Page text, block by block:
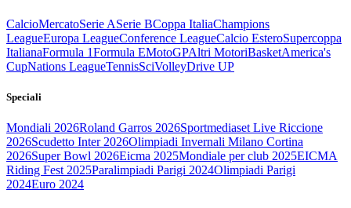
CalcioMercatoSerie ASerie BCoppa ItaliaChampions
LeagueEuropa LeagueConference LeagueCalcio EsteroSupercoppa
ItalianaFormula 1Formula EMotoGPAltri MotoriBasketAmerica's
CupNations LeagueTennisSciVolleyDrive UP
Speciali
Mondiali 2026Roland Garros 2026Sportmediaset Live Riccione
2026Scudetto Inter 2026Olimpiadi Invernali Milano Cortina
2026Super Bowl 2026Eicma 2025Mondiale per club 2025EICMA
Riding Fest 2025Paralimpiadi Parigi 2024Olimpiadi Parigi
2024Euro 2024